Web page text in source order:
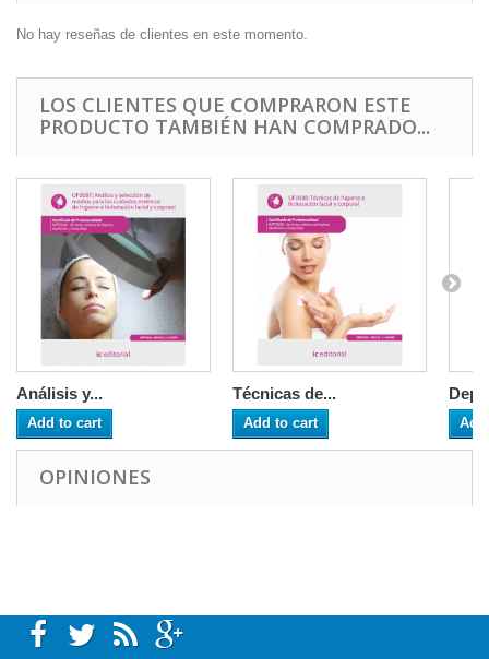
No hay reseñas de clientes en este momento.
LOS CLIENTES QUE COMPRARON ESTE
PRODUCTO TAMBIÉN HAN COMPRADO...
Análisis y...
Add to cart
Técnicas de...
Add to cart
OPINIONES